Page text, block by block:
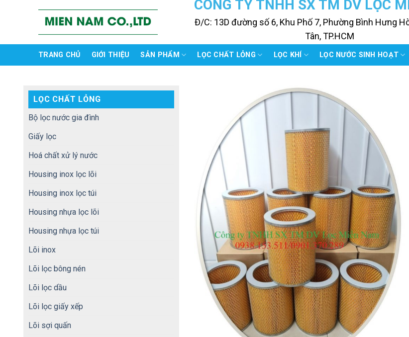
CÔNG TY TNHH SX TM DV LỌC
Đ/C: 13D đường số 6, Khu Phố 7, Phường Bình Hưng
Tân, TP.HCM
TRANG CHỦ GIỚI THIỆU SẢN PHẨM LỌC CHẤT LỎNG LỌC KHÍ LỌC NƯỚC SINH HOẠT
LỌC CHẤT LỎNG
Bộ lọc nước gia đình
Giấy lọc
Hoá chất xử lý nước
Housing inox lọc lõi
Housing inox lọc túi
Housing nhựa lọc lõi
Housing nhựa lọc túi
Lõi inox
Lõi lọc bông nén
Lõi lọc dầu
Lõi lọc giấy xếp
Lõi sợi quấn